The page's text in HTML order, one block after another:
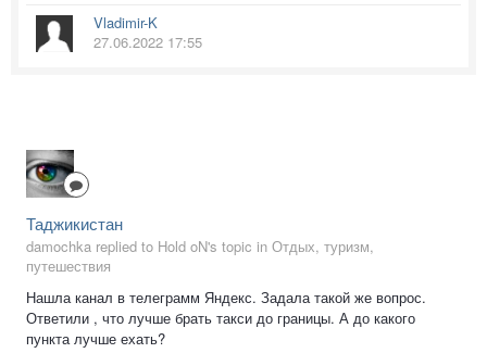
Vladimir-K
27.06.2022 17:55
Таджикистан
damochka replied to Hold oN's topic in Отдых, туризм,
путешествия
Нашла канал в телеграмм Яндекс. Задала такой же вопрос.
Ответили , что лучше брать такси до границы. А до какого
пункта лучше ехать?